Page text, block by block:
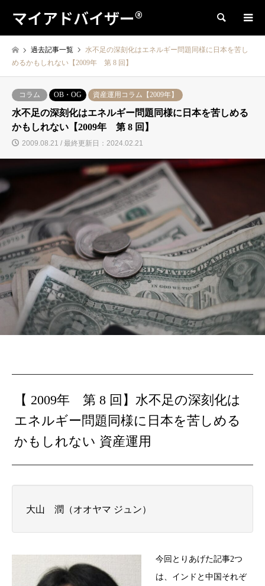
マイアドバイザー® 検索
過去記事一覧
水不足の深刻化はエネルギー問題同様に日本を苦し
めるかもしれない【2009年 第 8 回】
コラム OB・OG 資産運用コラム【2009年】
水不足の深刻化はエネルギー問題同様に日本を苦しめる
かもしれない【2009年 第 8 回】
2009.08.21 / 最終更新日：2024.02.21
【 2009年 第 8 回】 水不足の深刻化は
エネルギー問題同様に日本を苦しめる
かもしれない 資産運用
大山 潤（オオヤマ ジュン）
今回とりあげた記事2つ
は、インドと中国それぞ